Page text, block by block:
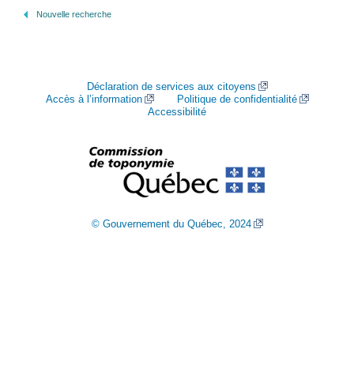
Nouvelle recherche
Déclaration de services aux citoyens
Accès à l’information
Politique de confidentialité
Accessibilité
© Gouvernement du Québec, 2024